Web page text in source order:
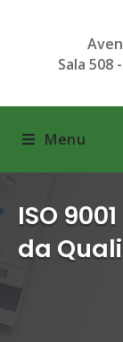
Sala 508
Menu
ISO
da